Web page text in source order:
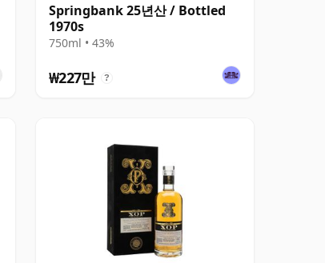
Springbank 25년산 / Bottled
1970s
750ml • 43%
₩227만 ?